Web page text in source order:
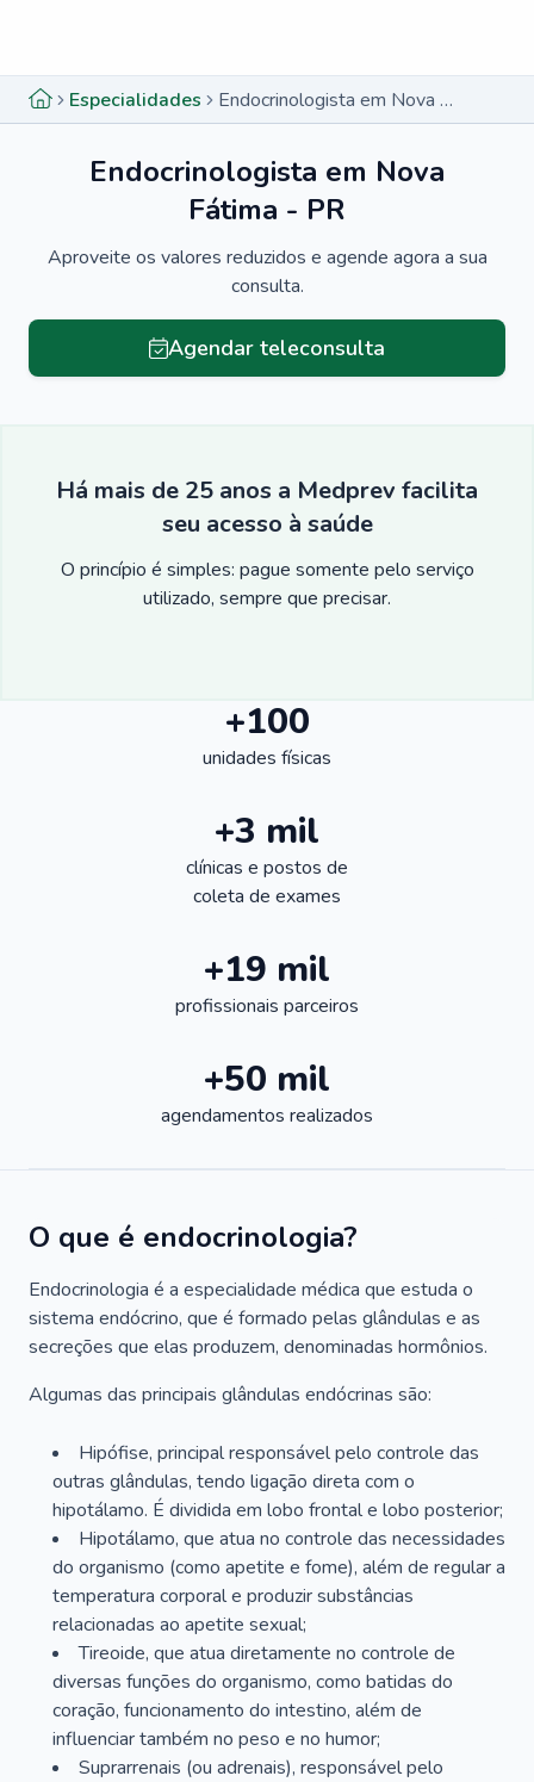
Especialidades Endocrinologista em Nova Fátima - PR
Endocrinologista em Nova
Fátima - PR
Aproveite os valores reduzidos e agende agora a sua
consulta.
Agendar teleconsulta
Há mais de 25 anos a Medprev facilita
seu acesso à saúde
O princípio é simples: pague somente pelo serviço
utilizado, sempre que precisar.
+100
unidades físicas
+3 mil
clínicas e postos de
coleta de exames
+19 mil
profissionais parceiros
+50 mil
agendamentos realizados
O que é endocrinologia?
Endocrinologia é a especialidade médica que estuda o
sistema endócrino, que é formado pelas glândulas e as
secreções que elas produzem, denominadas hormônios.
Algumas das principais glândulas endócrinas são:
Hipófise, principal responsável pelo controle das
outras glândulas, tendo ligação direta com o
hipotálamo. É dividida em lobo frontal e lobo posterior;
Hipotálamo, que atua no controle das necessidades
do organismo (como apetite e fome), além de regular a
temperatura corporal e produzir substâncias
relacionadas ao apetite sexual;
Tireoide, que atua diretamente no controle de
diversas funções do organismo, como batidas do
coração, funcionamento do intestino, além de
influenciar também no peso e no humor;
Suprarrenais (ou adrenais), responsável pelo